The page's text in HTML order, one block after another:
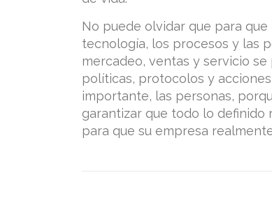
No puede olvidar que para
tecnología, los procesos y las
mercadeo, ventas y servicio
políticas, protocolos y
importante, las personas,
garantizar que todo lo definido
para que su empresa